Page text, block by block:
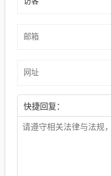
快捷回复：